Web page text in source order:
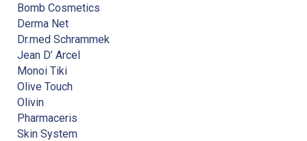
Bomb Cosmetics
Derma Net
Dr.med Schrammek
Jean D’ Arcel
Monoi Tiki
Olive Touch
Olivin
Pharmaceris
Skin System